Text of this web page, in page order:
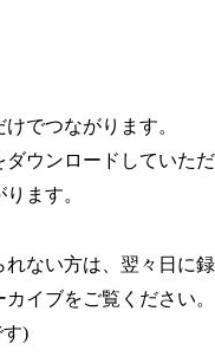
でつながります。
ウンロードしていた
ます。
ない方は、翌々日に
イブをご覧ください。
)